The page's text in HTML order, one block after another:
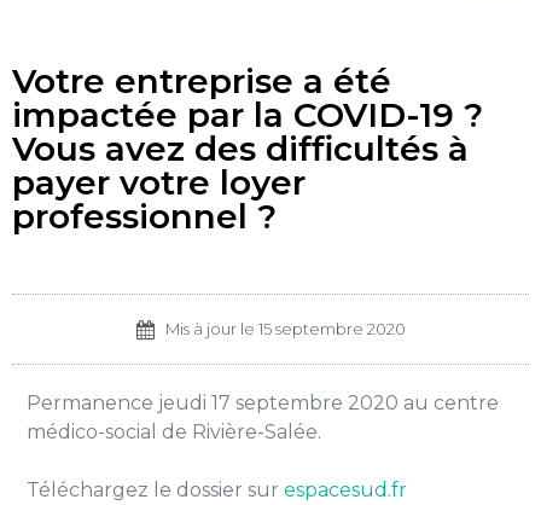
Votre entreprise a été
impactée par la COVID-19 ?
Vous avez des difficultés à
payer votre loyer
professionnel ?
Mis à jour le 15 septembre 2020
Permanence jeudi 17 septembre 2020 au centre
médico-social de Rivière-Salée.
Téléchargez le dossier sur espacesud.fr